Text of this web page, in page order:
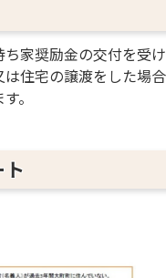
家奨励金の交付を受
住宅の譲渡をした場
。
ト